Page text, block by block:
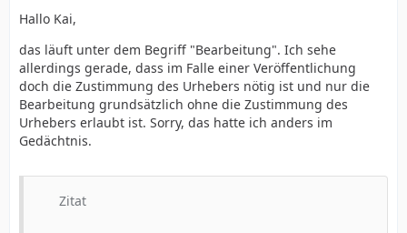
Hallo Kai,
das läuft unter dem Begriff "Bearbeitung". Ich sehe
allerdings gerade, dass im Falle einer Veröffentlichung
doch die Zustimmung des Urhebers nötig ist und nur die
Bearbeitung grundsätzlich ohne die Zustimmung des
Urhebers erlaubt ist. Sorry, das hatte ich anders im
Gedächtnis.
Zitat